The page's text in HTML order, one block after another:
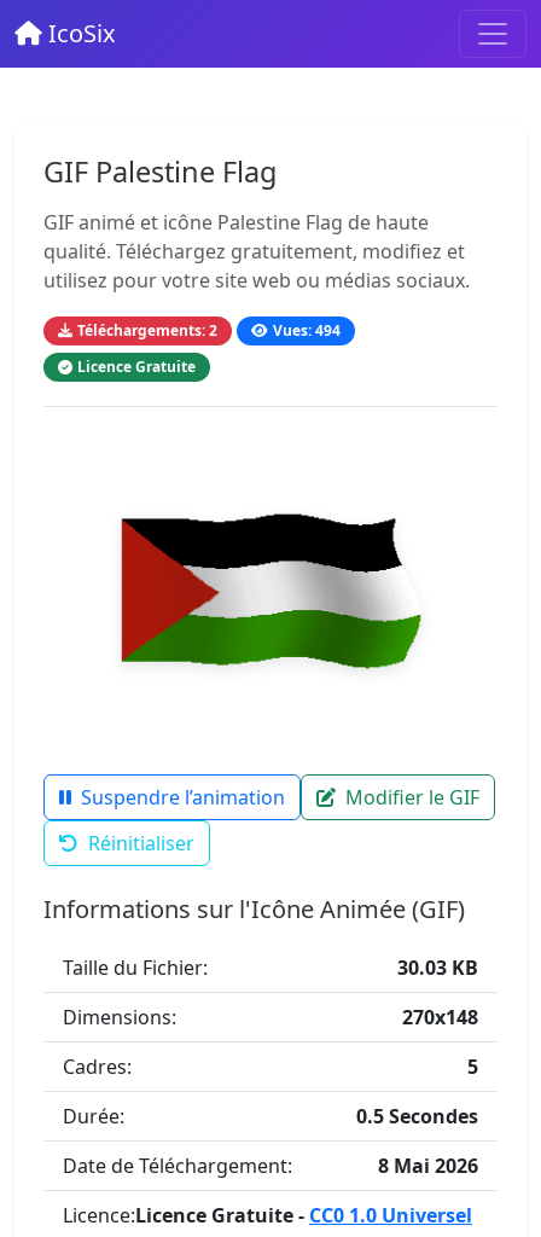
IcoSix
GIF Palestine Flag
GIF animé et icône Palestine Flag de haute
qualité. Téléchargez gratuitement, modifiez et
utilisez pour votre site web ou médias sociaux.
Téléchargements: 2
Vues: 494
Licence Gratuite
Suspendre l’animation
Modifier le GIF
Réinitialiser
Informations sur l'Icône Animée (GIF)
Taille du Fichier:
30.03 KB
Dimensions:
270x148
Cadres:
5
Durée:
0.5 Secondes
Date de Téléchargement:
8 Mai 2026
Licence:Licence Gratuite - CC0 1.0 Universel